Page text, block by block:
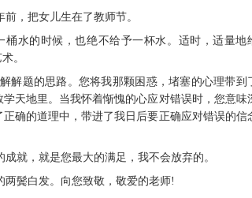
，把女儿生在了教师节。
水的时候，也绝不给予一杯水。适时，适量地
。
解题的思路。您将我那颗困惑，堵塞的心理带到
天地里。当我怀着惭愧的心应对错误时，您意味
确的道理中，带进了我日后要正确应对错误的信
就，就是您最大的满足，我不会放弃的。
鬓白发。向您致敬，敬爱的老师!